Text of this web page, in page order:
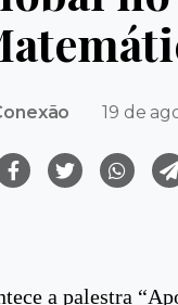
19 de
a palestra